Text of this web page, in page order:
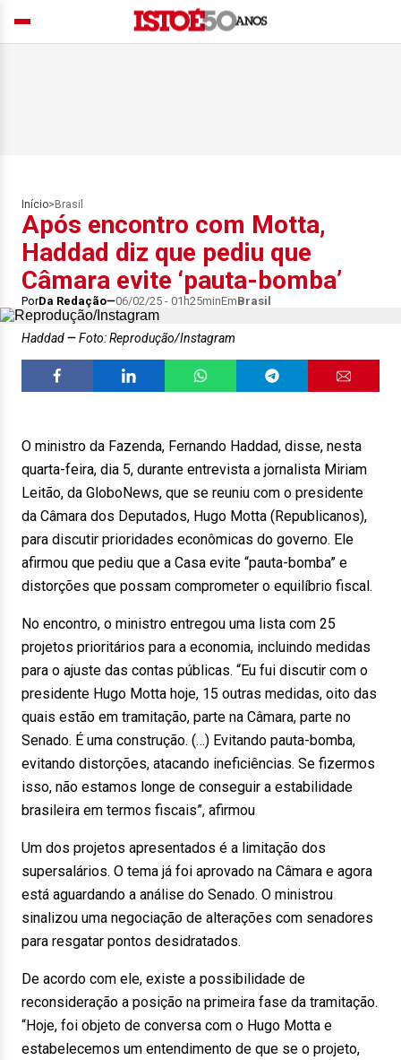
Início> Brasil
Após encontro com Motta,
Haddad diz que pediu que
Câmara evite ‘pauta-bomba’
PorDa Redação 06/02/25 - 01h25minEmBrasil
Haddad Foto: Reprodução/Instagram
O ministro da Fazenda, Fernando Haddad, disse, nesta
quarta-feira, dia 5, durante entrevista a jornalista Miriam
Leitão, da GloboNews, que se reuniu com o presidente
da Câmara dos Deputados, Hugo Motta (Republicanos),
para discutir prioridades econômicas do governo. Ele
afirmou que pediu que a Casa evite “pauta-bomba” e
distorções que possam comprometer o equilíbrio fiscal.
No encontro, o ministro entregou uma lista com 25
projetos prioritários para a economia, incluindo medidas
para o ajuste das contas públicas. “Eu fui discutir com o
presidente Hugo Motta hoje, 15 outras medidas, oito das
quais estão em tramitação, parte na Câmara, parte no
Senado. É uma construção. (…) Evitando pauta-bomba,
evitando distorções, atacando ineficiências. Se fizermos
isso, não estamos longe de conseguir a estabilidade
brasileira em termos fiscais”, afirmou
Um dos projetos apresentados é a limitação dos
supersalários. O tema já foi aprovado na Câmara e agora
está aguardando a análise do Senado. O ministrou
sinalizou uma negociação de alterações com senadores
para resgatar pontos desidratados.
De acordo com ele, existe a possibilidade de
reconsideração a posição na primeira fase da tramitação.
“Hoje, foi objeto de conversa com o Hugo Motta e
estabelecemos um entendimento de que se o projeto,